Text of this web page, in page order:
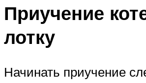
Приучение
лотку
Начинать приучение